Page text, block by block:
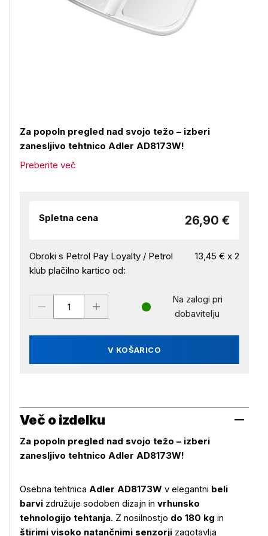
Za popoln pregled nad svojo težo – izberi
zanesljivo tehtnico Adler AD8173W!
Preberite več
Spletna cena 26,90 €
Obroki s Petrol Pay Loyalty / Petrol
klub plačilno kartico od:
13,45 € x 2
V KOŠARICO
Na zalogi pri
dobavitelju
Več o izdelku
Za popoln pregled nad svojo težo – izberi
zanesljivo tehtnico Adler AD8173W!
Osebna tehtnica Adler AD8173W v elegantni beli
barvi združuje sodoben dizajn in vrhunsko
tehnologijo tehtanja. Z nosilnostjo do 180 kg in
štirimi visoko natančnimi senzorji zagotavlja